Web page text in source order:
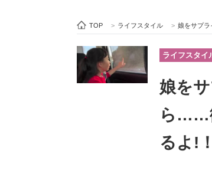
ビジネスと働き方のヒント
TOP > ライフスタイル > 娘をサプラ
ライフスタイ
娘を
ら……
るよ!